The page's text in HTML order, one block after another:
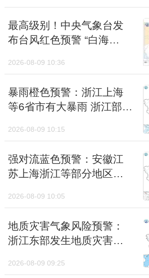
近；太原明天最高气温33℃，
18℃，春装还不能着急收起来
气温大起大落的同时，降雨格
调整！此前，南方是我国的强
雨、大暴雨轮番上线。15日以
调整，经向度会加大，海上暖
上，输送强度堪比盛夏水准；
移南下，中东部将形成一条南
雨带，届时黄河流域的雨都要
最高级别！中央气象台发
布台风红色预警 “白海
晨在浙江舟山到福建福鼎
2026-08-09 10:36
暴雨橙色预警：浙江上海
等6省市有大暴雨 浙江部分
2026-08-09 10:15
强对流蓝色预警：安徽江
苏上海浙江等部分地区有
2026-08-09 10:05
地质灾害气象风险预警：
浙江东部发生地质灾害的
2026-08-09 09:25